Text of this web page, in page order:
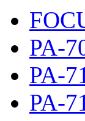
PA-
PA-
PA-